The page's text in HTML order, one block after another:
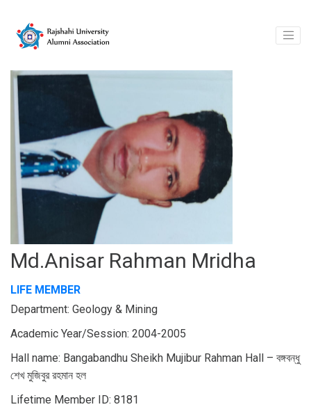
Md.Anisar Rahman Mridha
LIFE MEMBER
Department: Geology & Mining
Academic Year/Session: 2004-2005
Hall name: Bangabandhu Sheikh Mujibur Rahman Hall – বঙ্গবন্ধু
শেখ মুজিবুর রহমান হল
Lifetime Member ID: 8181